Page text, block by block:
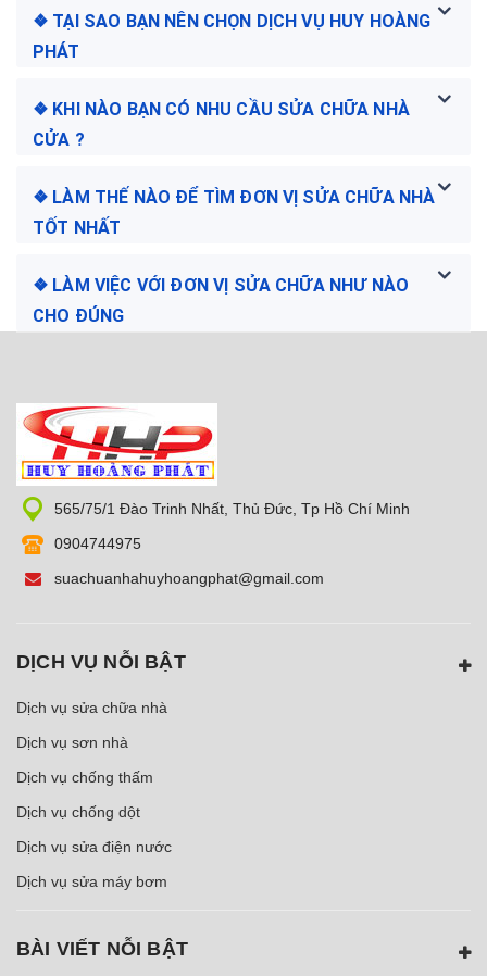
❖ TẠI SAO BẠN NÊN CHỌN DỊCH VỤ HUY HOÀNG
PHÁT
❖ KHI NÀO BẠN CÓ NHU CẦU SỬA CHỮA NHÀ
CỬA ?
❖ LÀM THẾ NÀO ĐỂ TÌM ĐƠN VỊ SỬA CHỮA NHÀ
TỐT NHẤT
❖ LÀM VIỆC VỚI ĐƠN VỊ SỬA CHỮA NHƯ NÀO
CHO ĐÚNG
565/75/1 Đào Trinh Nhất, Thủ Đức, Tp Hồ Chí Minh
0904744975
suachuanhahuyhoangphat@gmail.com
DỊCH VỤ NỖI BẬT
Dịch vụ sửa chữa nhà
Dịch vụ sơn nhà
Dịch vụ chống thấm
Dịch vụ chống dột
Dịch vụ sửa điện nước
Dịch vụ sửa máy bơm
BÀI VIẾT NỖI BẬT